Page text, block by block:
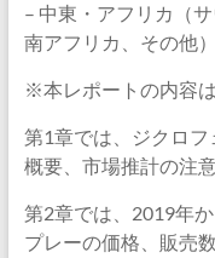
– 中東・アフリカ（
南アフリカ、その他）
※本レポートの内容
第1章では、ジクロ
概要、市場推計の注
第2章では、2019年
プレーの価格、販売